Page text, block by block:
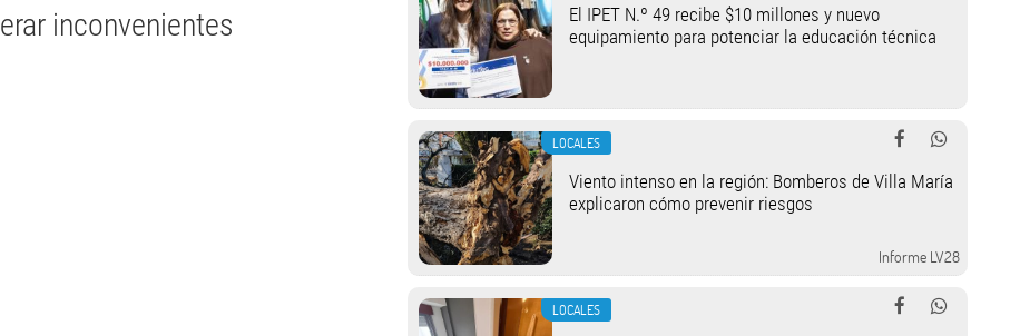
inconvenientes
El IPET N.º 49 recibe $10 millones y nuevo
equipamiento para potenciar la educación técnica
LOCALES
Viento intenso en la región: Bomberos de Villa María
explicaron cómo prevenir riesgos
Informe LV28
LOCALES